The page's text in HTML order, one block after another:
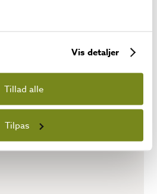
Vis detaljer
Tillad alle
Tilpas